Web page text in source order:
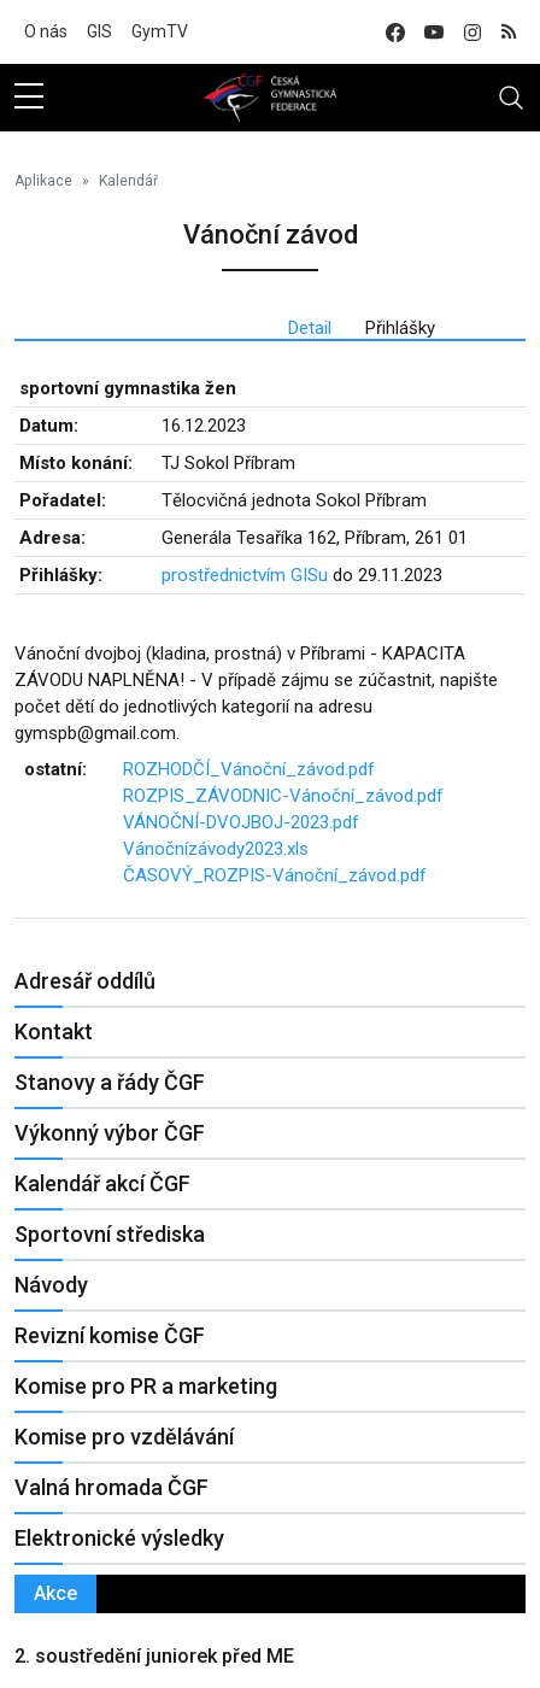
O nás GIS GymTV
Aplikace Kalendář
Vánoční závod
Detail Přihlášky
sportovní gymnastika žen
Datum:
16.12.2023
Místo konání:
TJ Sokol Příbram
Pořadatel:
Tělocvičná jednota Sokol Příbram
Adresa:
Generála Tesaříka 162, Příbram, 261 01
Přihlášky:
prostřednictvím GISu do 29.11.2023
Vánoční dvojboj (kladina, prostná) v Příbrami - KAPACITA
ZÁVODU NAPLNĚNA! - V případě zájmu se zúčastnit, napište
počet dětí do jednotlivých kategorií na adresu
gymspb@gmail.com.
ostatní:
ROZHODČÍ_Vánoční_závod.pdf
ROZPIS_ZÁVODNIC-Vánoční_závod.pdf
VÁNOČNÍ-DVOJBOJ-2023.pdf
Vánočnízávody2023.xls
ČASOVÝ_ROZPIS-Vánoční_závod.pdf
Adresář oddílů
Kontakt
Stanovy a řády ČGF
Výkonný výbor ČGF
Kalendář akcí ČGF
Sportovní střediska
Návody
Revizní komise ČGF
Komise pro PR a marketing
Komise pro vzdělávání
Valná hromada ČGF
Elektronické výsledky
Akce
2. soustředění juniorek před ME